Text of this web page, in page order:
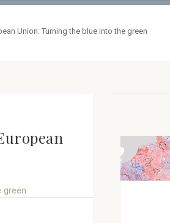
Union: Turning the blue into the green